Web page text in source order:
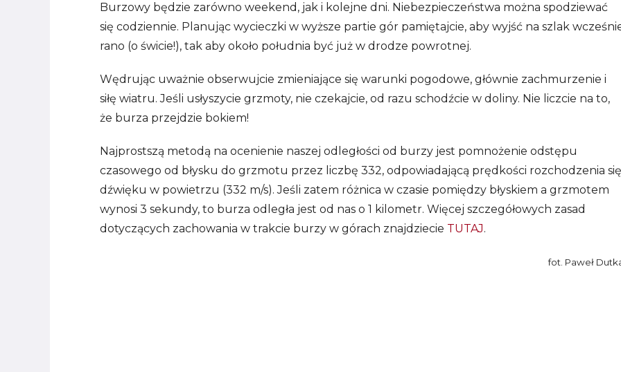
Burzowy będzie zarówno weekend, jak i kolejne dni. Niebezpieczeństwa można spodziewać
się codziennie. Planując wycieczki w wyższe partie gór pamiętajcie, aby wyjść na szlak
rano (o świcie!), tak aby około południa być już w drodze powrotnej.
Wędrując uważnie obserwujcie zmieniające się warunki pogodowe, głównie zachmurzenie i
siłę wiatru. Jeśli usłyszycie grzmoty, nie czekajcie, od razu schodźcie w doliny. Nie liczcie na to,
że burza przejdzie bokiem!
Najprostszą metodą na ocenienie naszej odległości od burzy jest pomnożenie odstępu
czasowego od błysku do grzmotu przez liczbę 332, odpowiadającą prędkości rozchodzenia się
dźwięku w powietrzu (332 m/s). Jeśli zatem różnica w czasie pomiędzy błyskiem a grzmotem
wynosi 3 sekundy, to burza odległa jest od nas o 1 kilometr. Więcej szczegółowych zasad
dotyczących zachowania w trakcie burzy w górach znajdziecie TUTAJ.
fot. Paweł